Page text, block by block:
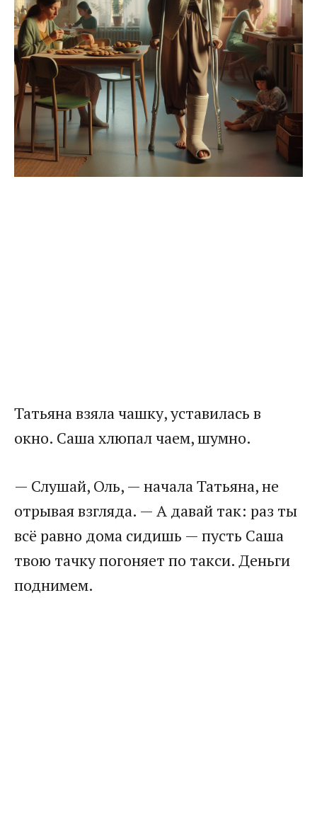
Татьяна взяла чашку, уставилась в
окно. Саша хлюпал чаем, шумно.
— Слушай, Оль, — начала Татьяна, не
отрывая взгляда. — А давай так: раз ты
всё равно дома сидишь — пусть Саша
твою тачку погоняет по такси. Деньги
поднимем.